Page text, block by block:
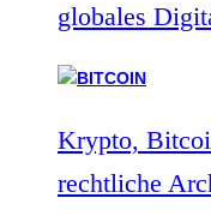
globales
Krypto,
rechtliche